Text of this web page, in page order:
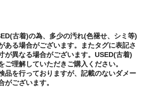
古着)の為、多少の汚れ(色褪せ、シミ等)
ある場合がございます。またタグに表記さ
が異なる場合がございます。USED(古着)
ご理解していただきご購入ください。
品を行っておりますが、記載のないダメー
がございます。